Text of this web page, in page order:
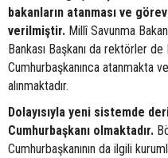
bakanların atanması ve
verilmiştir. Millî Savunma
Bankası Başkanı da rektörler
Cumhurbaşkanınca atanmakta
alınmaktadır.
Dolayısıyla yeni sistemde
Cumhurbaşkanı olmaktadır.
Cumhurbaşkanının da ilgili